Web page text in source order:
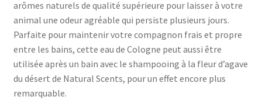
arômes naturels de qualité supérieure pour laisser à votre
animal une odeur agréable qui persiste plusieurs jours.
Parfaite pour maintenir votre compagnon frais et propre
entre les bains, cette eau de Cologne peut aussi être
utilisée après un bain avec le shampooing à la fleur d’agave
du désert de Natural Scents, pour un effet encore plus
remarquable.